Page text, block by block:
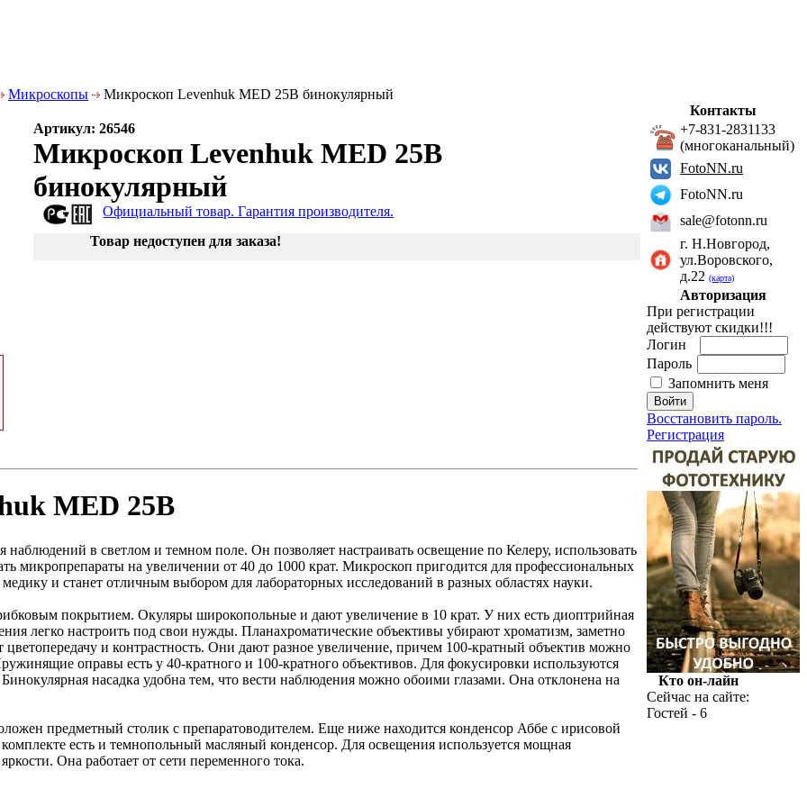
Микроскопы Микроскоп Levenhuk MED 25B бинокулярный
Артикул: 26546
Микроскоп Levenhuk MED 25B
бинокулярный
Официальный товар. Гарантия производителя.
Товар недоступен для заказа!
MED 25B
в светлом и темном поле. Он позволяет настраивать освещение по Келеру, использовать
микропрепараты на увеличении от 40 до 1000 крат. Микроскоп пригодится для профессиональных
и станет отличным выбором для лабораторных исследований в разных областях науки.
покрытием. Окуляры широкопольные и дают увеличение в 10 крат. У них есть диоптрийная
легко настроить под свои нужды. Планахроматические объективы убирают хроматизм, заметно
и контрастность. Они дают разное увеличение, причем 100-кратный объектив можно
оправы есть у 40-кратного и 100-кратного объективов. Для фокусировки используются
насадка удобна тем, что вести наблюдения можно обоими глазами. Она отклонена на
предметный столик с препаратоводителем. Еще ниже находится конденсор Аббе с ирисовой
есть и темнопольный масляный конденсор. Для освещения используется мощная
Она работает от сети переменного тока.
Контакты
+7-831-2831133
(многоканальный)
FotoNN.ru
FotoNN.ru
sale@fotonn.ru
г. Н.Новгород,
ул.Воровского,
д.22 (карта)
Авторизация
При регистрации
действуют скидки!!!
Логин
Пароль
Запомнить меня
Восстановить пароль.
Регистрация
Кто он-лайн
Сейчас на сайте:
Гостей - 6